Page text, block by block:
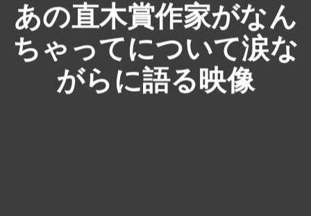
あの直木賞作家がなん
ちゃってについて涙な
がらに語る映像